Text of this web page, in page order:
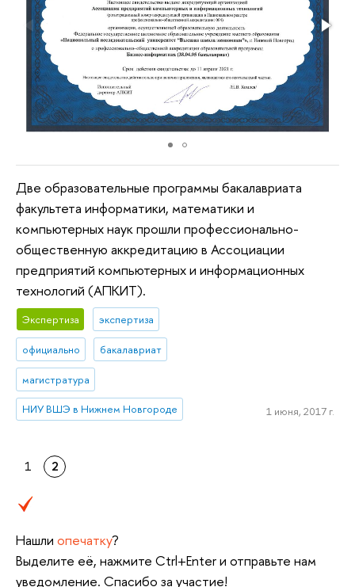
Две образовательные программы бакалавриата
факультета информатики, математики и
компьютерных наук прошли профессионально-
общественную аккредитацию в Ассоциации
предприятий компьютерных и информационных
технологий (АПКИТ).
Экспертиза экспертиза
официально бакалавриат
магистратура
НИУ ВШЭ в Нижнем Новгороде 1 июня, 2017 г.
1 2
Нашли опечатку?
Выделите её, нажмите Ctrl+Enter и отправьте нам
уведомление. Спасибо за участие!